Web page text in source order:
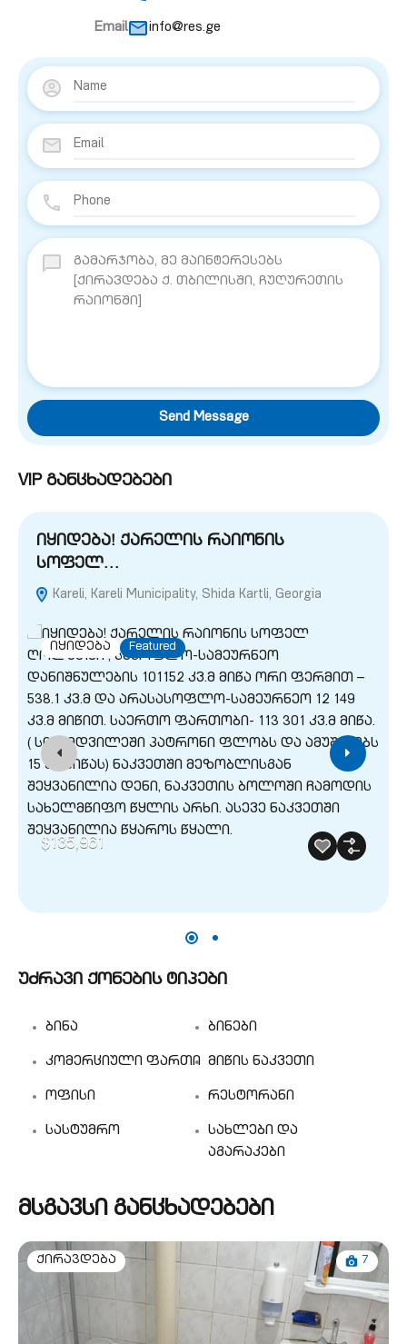
Email info@res.ge
Send Message
VIP განცხადებები
იყიდება! ქარელის რაიონის
სოფელ…
Kareli, Kareli Municipality, Shida Kartli, Georgia
იყიდება Featured
$135,961
უძრავი ქონების ტიპები
ბინა ბინები
კომერციული ფართი მიწის ნაკვეთი
ოფისი რესტორანი
სასტუმრო
სახლები და
აგარაკები
მსგავსი განცხადებები
ქირავდება 7